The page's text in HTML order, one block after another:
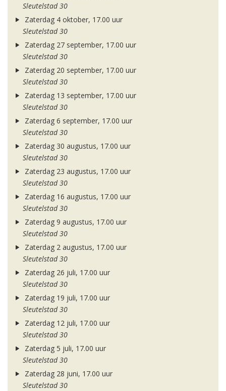
Sleutelstad 30
Zaterdag 4 oktober, 17.00 uur
Sleutelstad 30
Zaterdag 27 september, 17.00 uur
Sleutelstad 30
Zaterdag 20 september, 17.00 uur
Sleutelstad 30
Zaterdag 13 september, 17.00 uur
Sleutelstad 30
Zaterdag 6 september, 17.00 uur
Sleutelstad 30
Zaterdag 30 augustus, 17.00 uur
Sleutelstad 30
Zaterdag 23 augustus, 17.00 uur
Sleutelstad 30
Zaterdag 16 augustus, 17.00 uur
Sleutelstad 30
Zaterdag 9 augustus, 17.00 uur
Sleutelstad 30
Zaterdag 2 augustus, 17.00 uur
Sleutelstad 30
Zaterdag 26 juli, 17.00 uur
Sleutelstad 30
Zaterdag 19 juli, 17.00 uur
Sleutelstad 30
Zaterdag 12 juli, 17.00 uur
Sleutelstad 30
Zaterdag 5 juli, 17.00 uur
Sleutelstad 30
Zaterdag 28 juni, 17.00 uur
Sleutelstad 30